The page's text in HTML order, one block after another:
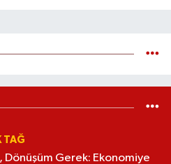
TAĞ
Dönüşüm Gerek: Ekonomiye